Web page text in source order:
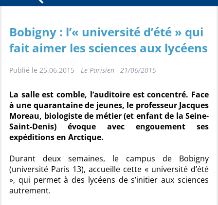
Bobigny : l’« université d’été » qui
fait aimer les sciences aux lycéens
Publié le 25.06.2015 - Le Parisien - 21/06/2015
La salle est comble, l’auditoire est concentré. Face
à une quarantaine de jeunes, le professeur Jacques
Moreau, biologiste de métier (et enfant de la Seine-
Saint-Denis) évoque avec engouement ses
expéditions en Arctique.
Durant deux semaines, le campus de Bobigny
(université Paris 13), accueille cette « université d’été
», qui permet à des lycéens de s’initier aux sciences
autrement.